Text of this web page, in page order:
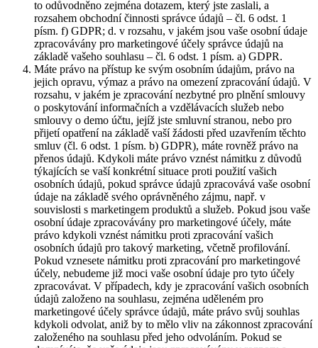
to odůvodněno zejména dotazem, který jste zaslali, a
rozsahem obchodní činnosti správce údajů – čl. 6 odst. 1
písm. f) GDPR; d. v rozsahu, v jakém jsou vaše osobní údaje
zpracovávány pro marketingové účely správce údajů na
základě vašeho souhlasu – čl. 6 odst. 1 písm. a) GDPR.
Máte právo na přístup ke svým osobním údajům, právo na
jejich opravu, výmaz a právo na omezení zpracování údajů. V
rozsahu, v jakém je zpracování nezbytné pro plnění smlouvy
o poskytování informačních a vzdělávacích služeb nebo
smlouvy o demo účtu, jejíž jste smluvní stranou, nebo pro
přijetí opatření na základě vaší žádosti před uzavřením těchto
smluv (čl. 6 odst. 1 písm. b) GDPR), máte rovněž právo na
přenos údajů. Kdykoli máte právo vznést námitku z důvodů
týkajících se vaší konkrétní situace proti použití vašich
osobních údajů, pokud správce údajů zpracovává vaše osobní
údaje na základě svého oprávněného zájmu, např. v
souvislosti s marketingem produktů a služeb. Pokud jsou vaše
osobní údaje zpracovávány pro marketingové účely, máte
právo kdykoli vznést námitku proti zpracování vašich
osobních údajů pro takový marketing, včetně profilování.
Pokud vznesete námitku proti zpracování pro marketingové
účely, nebudeme již moci vaše osobní údaje pro tyto účely
zpracovávat. V případech, kdy je zpracování vašich osobních
údajů založeno na souhlasu, zejména uděleném pro
marketingové účely správce údajů, máte právo svůj souhlas
kdykoli odvolat, aniž by to mělo vliv na zákonnost zpracování
založeného na souhlasu před jeho odvoláním. Pokud se